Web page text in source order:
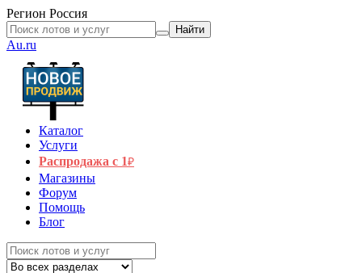
Регион Россия
Найти
Au.ru
Каталог
Услуги
Распродажа с 1₽
Магазины
Форум
Помощь
Блог